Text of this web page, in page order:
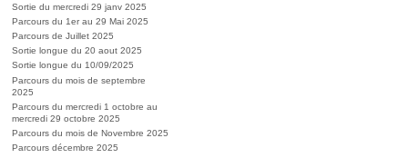
Sortie du mercredi 29 janv 2025
Parcours du 1er au 29 Mai 2025
Parcours de Juillet 2025
Sortie longue du 20 aout 2025
Sortie longue du 10/09/2025
Parcours du mois de septembre
2025
Parcours du mercredi 1 octobre au
mercredi 29 octobre 2025
Parcours du mois de Novembre 2025
Parcours décembre 2025